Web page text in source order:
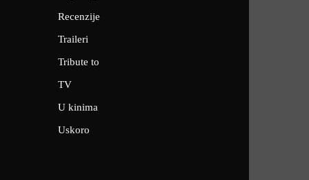
Recenzije
Traileri
Tribute to
TV
U kinima
Uskoro